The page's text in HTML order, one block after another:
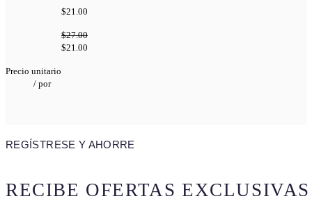
$21.00
$27.00
$21.00
Precio unitario
/ por
REGÍSTRESE Y AHORRE
RECIBE OFERTAS